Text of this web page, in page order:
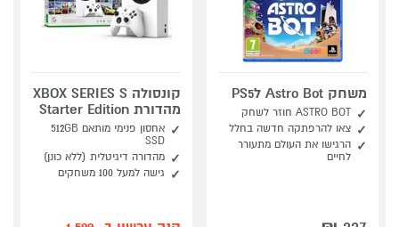
משחק Astro Bot לPS5
ASTRO BOT חוזר לשחק
צאו להרפתקה חדשה בחלל
הרגישו את העולם מתעורר
לחיים
קונסולה XBOX SERIES S
מהדורת Starter Edition
אחסון פנימי מותאם ‎512GB
SSD
מהדורה דיגיטלית (ללא כונן)
גישה למעל 100 משחקים